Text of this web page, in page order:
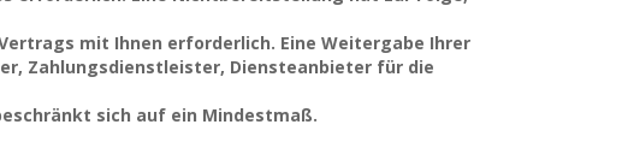
mit Ihnen erforderlich. Eine Weitergabe Ihrer
Zahlungsdienstleister, Diensteanbieter für die
sich auf ein Mindestmaß.